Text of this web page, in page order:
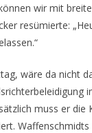
wir mit
resümierte:
wäre da nicht
muss er die